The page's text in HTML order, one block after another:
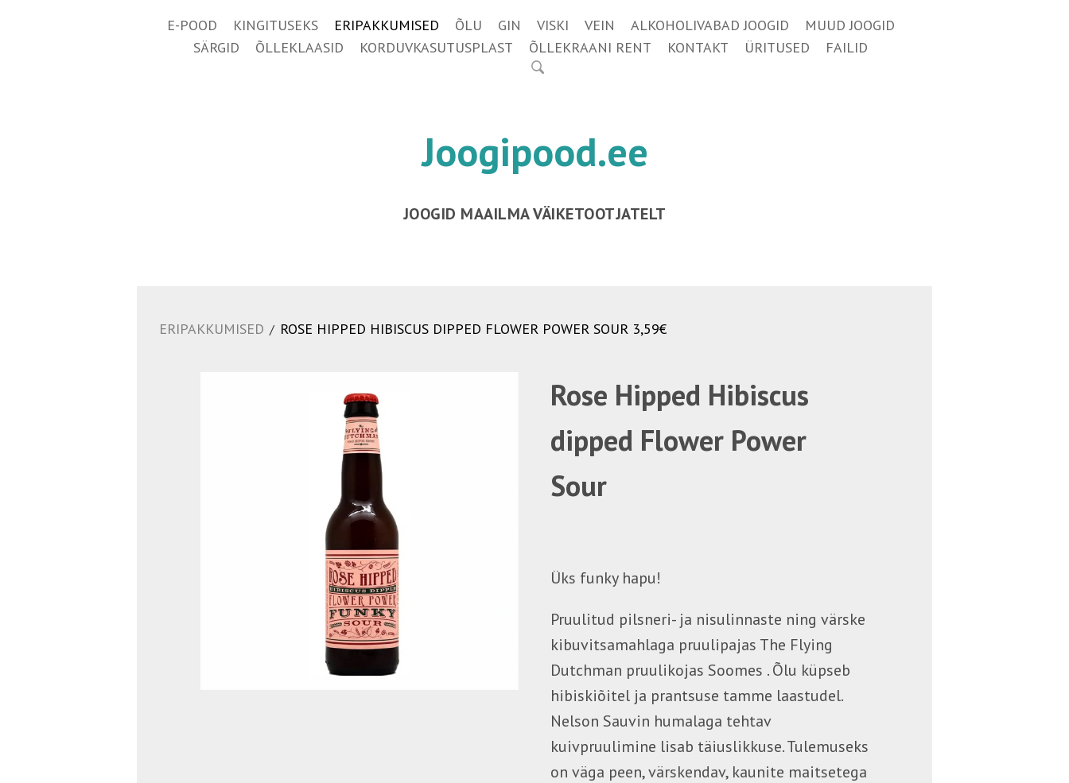
E-POOD KINGITUSEKS ERIPAKKUMISED ÕLU GIN VISKI VEIN ALKOHOLIVABAD JOOGID
MUUD JOOGID
SÄRGID
ÕLLEKLAASID KORDUVKASUTUSPLAST ÕLLEKRAANI RENT KONTAKT ÜRITUSED FAILID
Joogipood.ee
JOOGID MAAILMA VÄIKETOOTJATELT
ERIPAKKUMISED / ROSE HIPPED HIBISCUS DIPPED FLOWER POWER SOUR 3,59€
Rose Hipped Hibiscus
dipped Flower Power
Sour
Üks funky hapu!
Pruulitud pilsneri- ja nisulinnaste ning värske
kibuvitsamahlaga pruulipajas The Flying
Dutchman pruulikojas Soomes . Õlu küpseb
hibiskiõitel ja prantsuse tamme laastudel.
Nelson Sauvin humalaga tehtav
kuivpruulimine lisab täiuslikkuse. Tulemuseks
on väga peen, värskendav, kaunite maitsetega